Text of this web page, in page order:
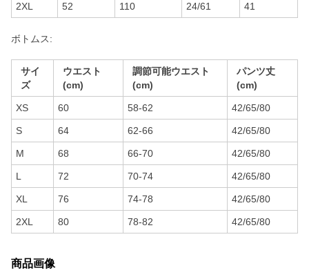
2XL 52 110 24/61 41
ボトムス:
サイ
ズ
ウエスト
(cm)
調節可能ウエスト
(cm)
パンツ丈
(cm)
XS 60 58-62 42/65/80
S 64 62-66 42/65/80
M 68 66-70 42/65/80
L 72 70-74 42/65/80
XL 76 74-78 42/65/80
2XL 80 78-82 42/65/80
商品画像